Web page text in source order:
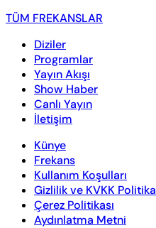
TÜM FREKANSLAR
Diziler
Programlar
Yayın Akışı
Show Haber
Canlı Yayın
İletişim
Künye
Frekans
Kullanım Koşulları
Gizlilik ve KVKK
Çerez Politikası
Aydınlatma Metni